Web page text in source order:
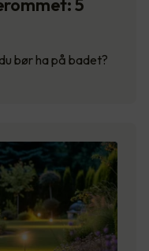
5
bør ha på badet?